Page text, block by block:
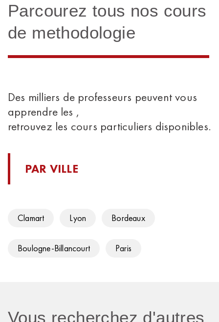
Parcourez tous nos cours
de methodologie
Des milliers de professeurs peuvent vous
apprendre les ,
retrouvez les cours particuliers disponibles.
PAR VILLE
Clamart Lyon Bordeaux
Boulogne-Billancourt Paris
Vous recherchez d'autres